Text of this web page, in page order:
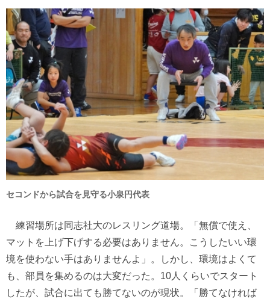
セコンドから試合を見守る小泉円代表
練習場所は同志社大のレスリング道場。「無償で使え、
マットを上げ下げする必要はありません。こうしたいい環
境を使わない手はありませんよ」。しかし、環境はよくて
も、部員を集めるのは大変だった。10人くらいでスタート
したが、試合に出ても勝てないのが現状。「勝てなければ